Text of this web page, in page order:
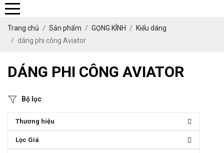
Trang chủ Sản phẩm GỌNG KÍNH
Kiểu dáng
dáng phi công Aviator
DÁNG PHI CÔNG AVIATOR
Bộ lọc
Thương hiệu
Lọc Giá